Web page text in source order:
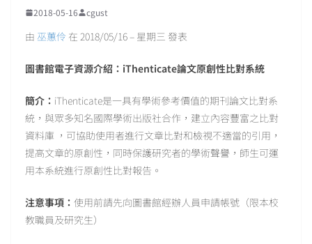
2018-05-16 cgust
由 巫蕙伶 在 2018/05/16 – 星期三 發表
圖書館電子資源介紹： iThenticate論文原創性比對系統
簡介： iThenticate是一具有學術參考價值的期刊論文比對系
統，與眾多知名國際學術出版社合作，建立內容豐富之比對
資料庫 ，可協助使用者進行文章比對和檢視不適當的引用，
提高文章的原創性，同時保護研究者的學術聲譽，師生可運
用本系統進行原創性比對報告。
注意事項： 使用前請先向圖書館經辦人員申請帳號（限本校
教職員及研究生）